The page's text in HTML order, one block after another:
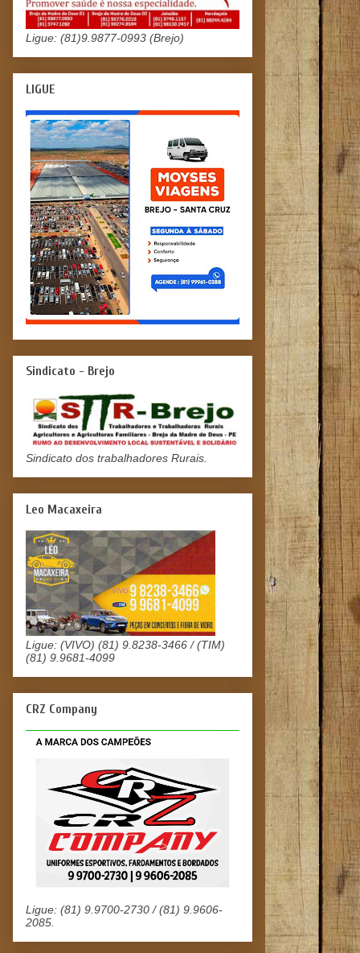
Ligue: (81)9.9877-0993 (Brejo)
LIGUE
Sindicato - Brejo
Sindicato dos trabalhadores Rurais.
Leo Macaxeira
Ligue: (VIVO) (81) 9.8238-3466 / (TIM)
(81) 9.9681-4099
CRZ Company
Ligue: (81) 9.9700-2730 / (81) 9.9606-
2085.